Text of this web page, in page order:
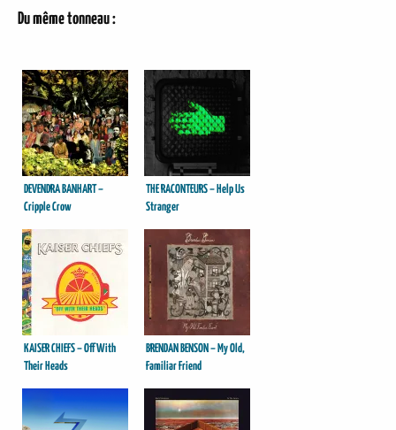
Du même tonneau :
DEVENDRA BANHART –
Cripple Crow
THE RACONTEURS – Help Us
Stranger
KAISER CHIEFS – Off With
Their Heads
BRENDAN BENSON – My Old,
Familiar Friend